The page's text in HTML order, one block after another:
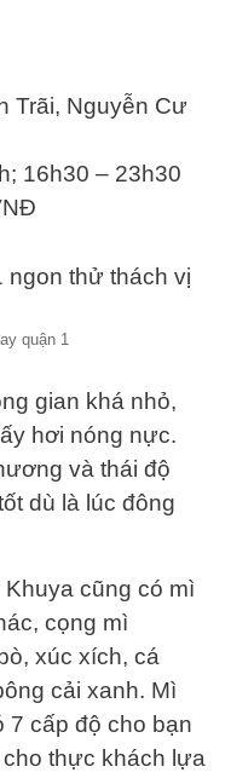
Trãi, Nguyễn Cư
16h30 – 23h30
quận 1
gian khá nhỏ,
hơi nóng nực.
và thái độ
dù là lúc đông
cũng có mì
cọng mì
xúc xích, cá
cải xanh. Mì
7 cấp độ cho bạn
thực khách lựa